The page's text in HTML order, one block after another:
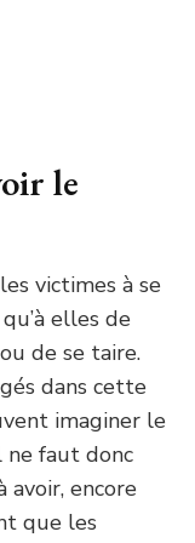
le
victimes à se
elles de
de se taire.
dans cette
imaginer le
ne faut donc
avoir, encore
que les